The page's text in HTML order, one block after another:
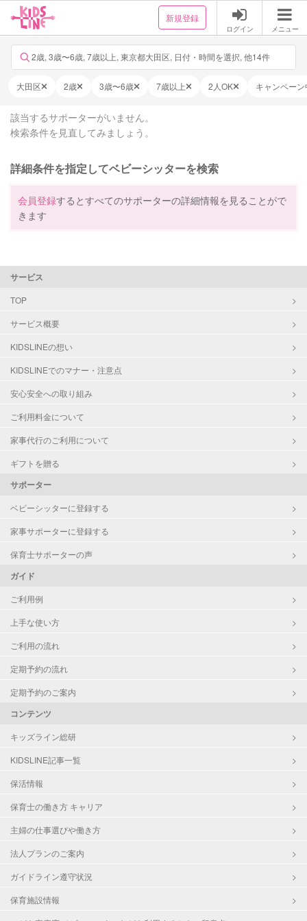
新規登録
ログイン メニュー
2歳, 3歳〜6歳, 7歳以上, 東京都大田区, 日付・時間を選択, 他14件
大田区 2歳 3歳〜6歳 7歳以上 2人OK キャンペーン
該当するサポーターがいません。
検索条件を見直してみましょう。
詳細条件を指定してベビーシッターを検索
会員登録するとすべてのサポーターの詳細情報を見ることがで
きます
サービス
TOP
サービス概要
KIDSLINEの想い
KIDSLINEでのマナー・注意点
安心安全への取り組み
ご利用料金について
家事代行のご利用について
ギフトを贈る
サポーター
ベビーシッターに登録する
家事サポーターに登録する
保育士サポーターの声
ガイド
ご利用例
上手な使い方
ご利用の流れ
定期予約の流れ
定期予約のご案内
コンテンツ
キッズライン総研
KIDSLINE記事一覧
保活情報
保育士の働き方 キャリア
主婦の仕事選びや働き方
法人プランのご案内
ガイドライン遵守状況
保育施設情報